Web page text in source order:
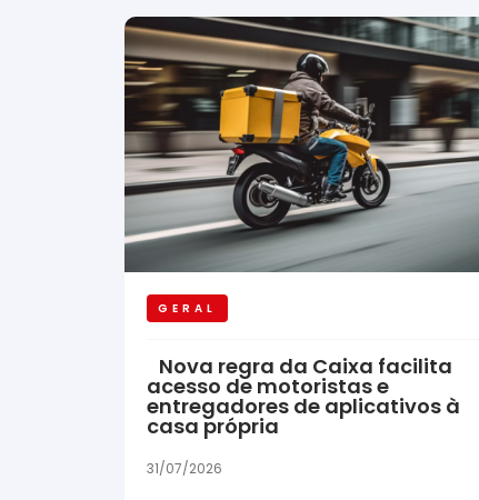
GERAL
Nova regra da Caixa facilita
acesso de motoristas e
entregadores de aplicativos à
casa própria
31/07/2026